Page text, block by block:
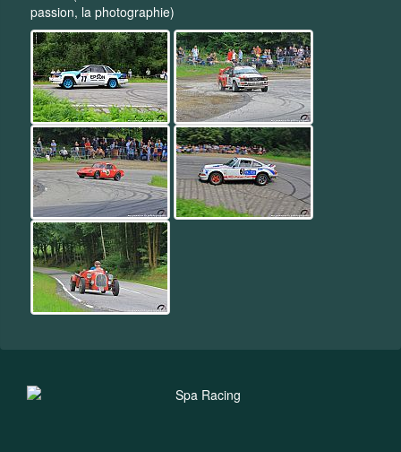
passion, la photographie)